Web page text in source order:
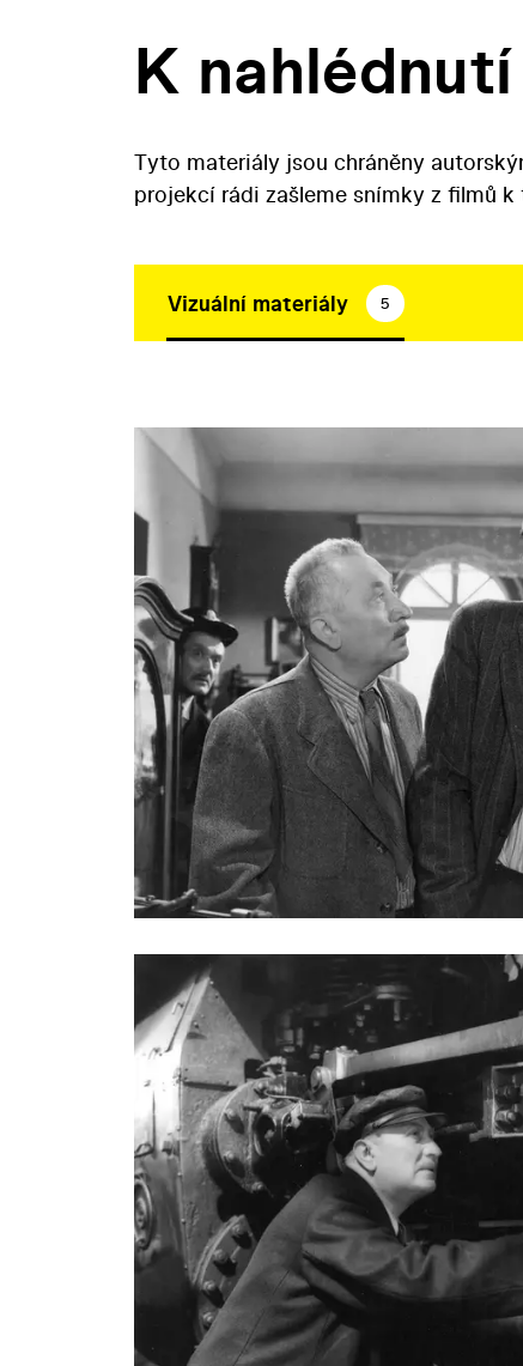
K nahlédnutí
Tyto materiály jsou chráněny
projekcí rádi zašleme snímky z filmů k
Vizuální materiály 5